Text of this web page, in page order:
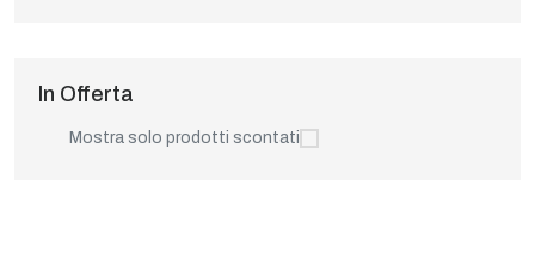
In Offerta
Mostra solo prodotti scontati